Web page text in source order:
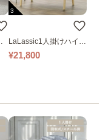
3
LaLassic1人掛けハイバ
ックソファ ワイド
¥21,800